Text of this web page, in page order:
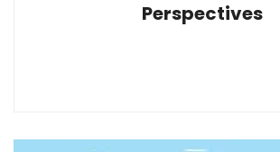
Perspectives